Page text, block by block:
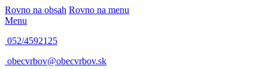
Rovno na obsah Rovno na menu
Menu
052/4592125
obecvrbov@obecvrbov.sk